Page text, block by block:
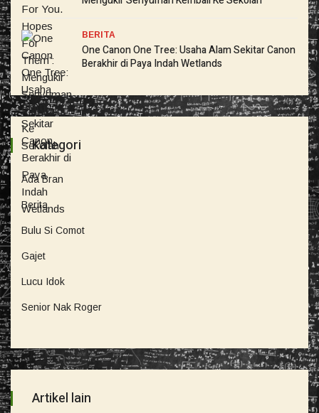
BERITA
One Canon One Tree: Usaha Alam Sekitar Canon
Berakhir di Paya Indah Wetlands
Kategori
Ada Bran
Berita
Bulu Si Comot
Gajet
Lucu Idok
Senior Nak Roger
Artikel lain